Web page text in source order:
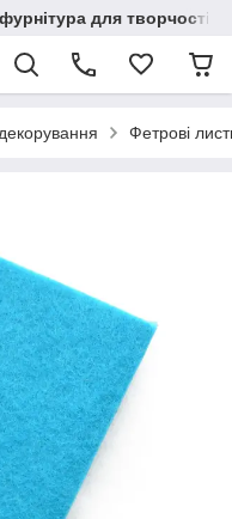
для творчості
Фетрові